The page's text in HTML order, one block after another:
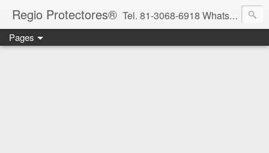
Regio Protectores® Tel. 81-3068-6918 WhatsApp 81-2636-2823 / 33-1145-3780 cotizacionregioprotectores@gmail.com / regioprotectores@gmail.com https://www.facebook.com/RegioProtectores/
Pages